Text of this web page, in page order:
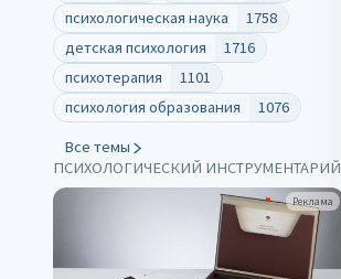
психологическая наука
1758
детская психология
1716
психотерапия
1101
психология образования
1076
Все темы
ПСИХОЛОГИЧЕСКИЙ ИНСТРУМЕНТАРИЙ
Реклама